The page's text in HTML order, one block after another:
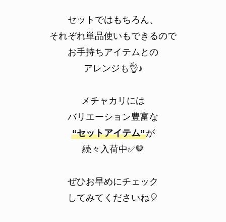
セットではもちろん、
それぞれ単品使いもできるので
お手持ちアイテムとの
アレンジも👌♪
メチャカリには
バリエーション豊富な
“セットアイテム”が
続々入荷中✅🤎
ぜひお早めにチェック
してみてくださいね🎈